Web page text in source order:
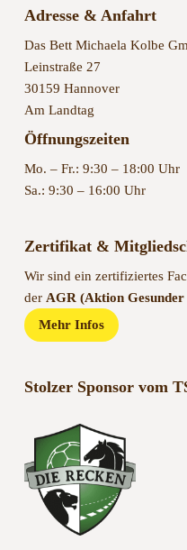
Adresse & Anfahrt
Das Bett Michaela Kolbe
Leinstraße 27
30159 Hannover
Am Landtag
Öffnungszeiten
Mo. – Fr.: 9:30 – 18:00 Uhr
Sa.: 9:30 – 16:00 Uhr
Zertifikat &
Wir sind ein zertifiziertes
der AGR (Aktion Gesunder
Mehr Infos
Stolzer Sponsor vom